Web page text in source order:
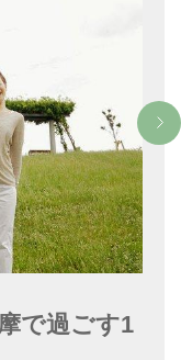
で過ごす1